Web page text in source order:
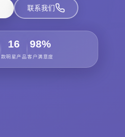
联系我们
16
款明星产品
98%
客户满意度